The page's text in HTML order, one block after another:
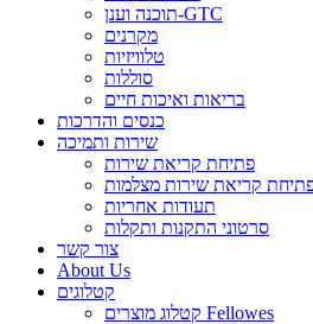
תוכנה וענן-GTC
מקרנים
טלוויזיות
סוללות
בריאות ואיכות חיים
כנסים והדרכות
שירות ותמיכה
פתיחת קריאת שירות
תעודות אחריות
סרטוני התקנות ותקלות
צור קשר
About Us
קטלוגים
קטלוג מוצרים Fellowes